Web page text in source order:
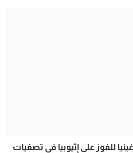
للفوز على إثيوبيا في تصفيات